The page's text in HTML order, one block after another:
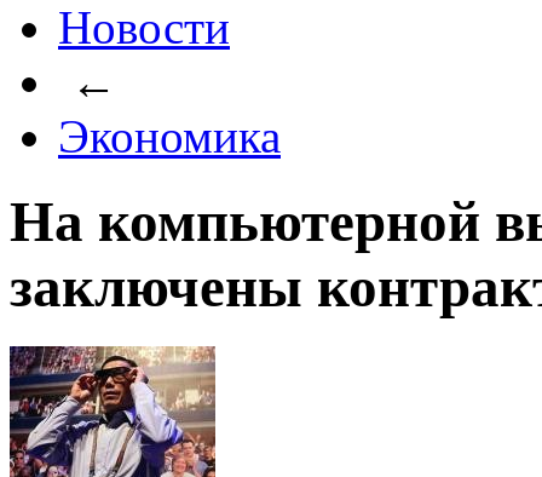
Новости
←
Экономика
На компьютерной
заключены